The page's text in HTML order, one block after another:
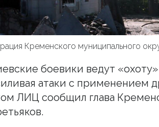
Кременского муниципального
боевики ведут
атаки с применением
ЛИЦ сообщил глава